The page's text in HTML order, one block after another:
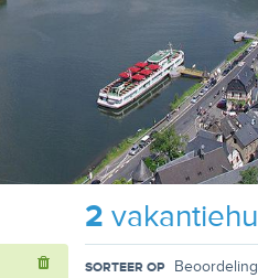
2
SORTEER OP